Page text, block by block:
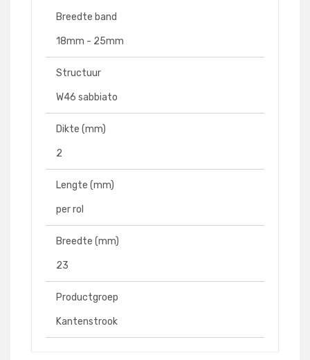
Breedte band
18mm - 25mm
Structuur
W46 sabbiato
Dikte (mm)
2
Lengte (mm)
per rol
Breedte (mm)
23
Productgroep
Kantenstrook